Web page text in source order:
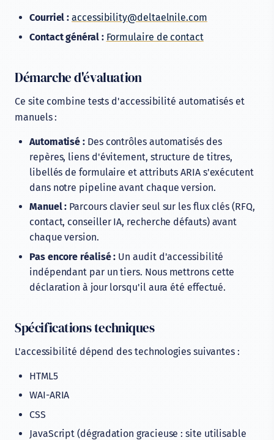
Courriel : accessibility@deltaelnile.com
Contact général : Formulaire de contact
Démarche d'évaluation
Ce site combine tests d'accessibilité automatisés et
manuels :
Automatisé : Des contrôles automatisés des
repères, liens d'évitement, structure de titres,
libellés de formulaire et attributs ARIA s'exécutent
dans notre pipeline avant chaque version.
Manuel : Parcours clavier seul sur les flux clés (RFQ,
contact, conseiller IA, recherche défauts) avant
chaque version.
Pas encore réalisé : Un audit d'accessibilité
indépendant par un tiers. Nous mettrons cette
déclaration à jour lorsqu'il aura été effectué.
Spécifications techniques
L'accessibilité dépend des technologies suivantes :
HTML5
WAI-ARIA
CSS
JavaScript (dégradation gracieuse : site utilisable